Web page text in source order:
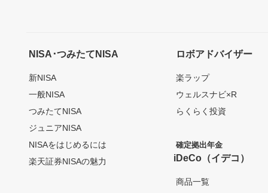
NISA･つみたてNISA
新NISA
一般NISA
つみたてNISA
ジュニアNISA
NISAをはじめるには
楽天証券NISAの魅力
ロボアドバイザー
楽ラップ
ウェルスナビ×R
らくらく投資
確定拠出年金
iDeCo（イデコ）
商品一覧